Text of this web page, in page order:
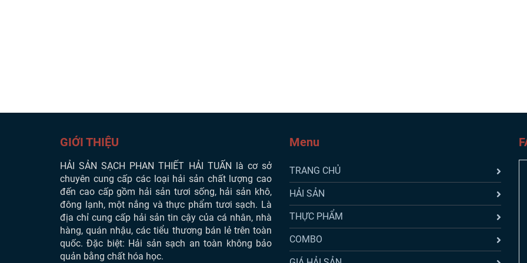
GIỚI THIỆU
HẢI SẢN SẠCH PHAN THIẾT HẢI TUẤN là cơ sở
chuyên cung cấp các loại hải sản chất lượng cao
đến cao cấp gồm hải sản tươi sống, hải sản khô,
đông lạnh, một nắng và thực phẩm tươi sạch. Là
địa chỉ cung cấp hải sản tin cậy của cá nhân, nhà
hàng, quán nhậu, các tiểu thương bán lẻ trên toàn
quốc. Đặc biệt: Hải sản sạch an toàn không bảo
quản bằng chất hóa học.
Menu
TRANG CHỦ
HẢI SẢN
THỰC PHẨM
COMBO